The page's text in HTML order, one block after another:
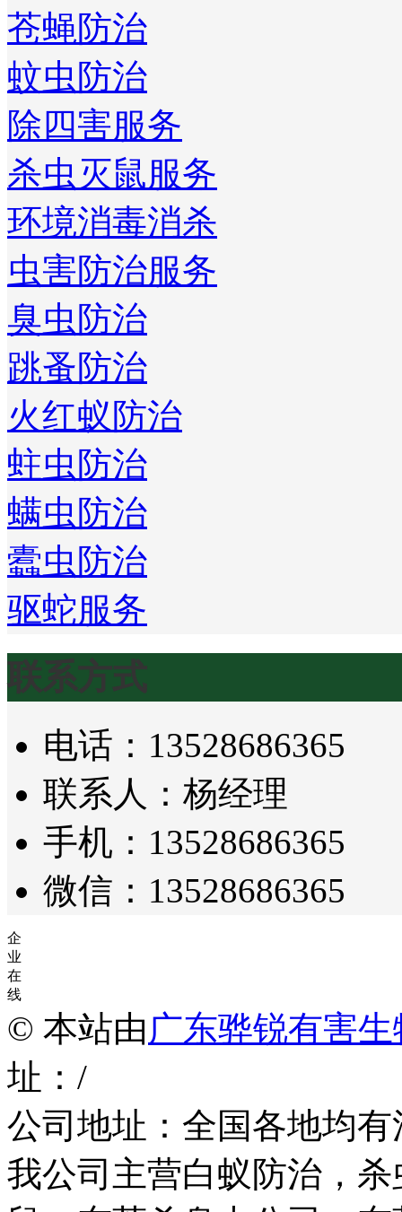
苍蝇防治
蚊虫防治
除四害服务
杀虫灭鼠服务
环境消毒消杀
虫害防治服务
臭虫防治
跳蚤防治
火红蚁防治
蛀虫防治
螨虫防治
蠹虫防治
驱蛇服务
联系方式
电话：13528686365
联系人：杨经理
手机：13528686365
微信：13528686365
企
业
在
线
© 本站由 广东骅锐有害
址：/
公司地址：全国各地均
我公司主营白蚁防治，